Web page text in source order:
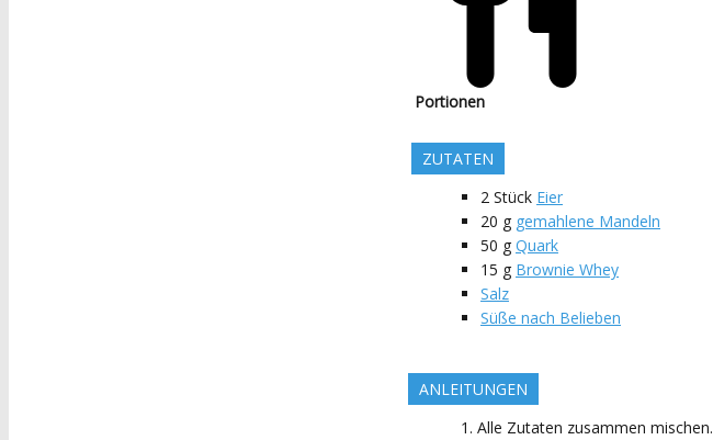
Portionen
ZUTATEN
2 Stück Eier
20 g gemahlene Mandeln
50 g Quark
15 g Brownie Whey
Salz
Süße nach Belieben
ANLEITUNGEN
Alle Zutaten zusammen mischen.